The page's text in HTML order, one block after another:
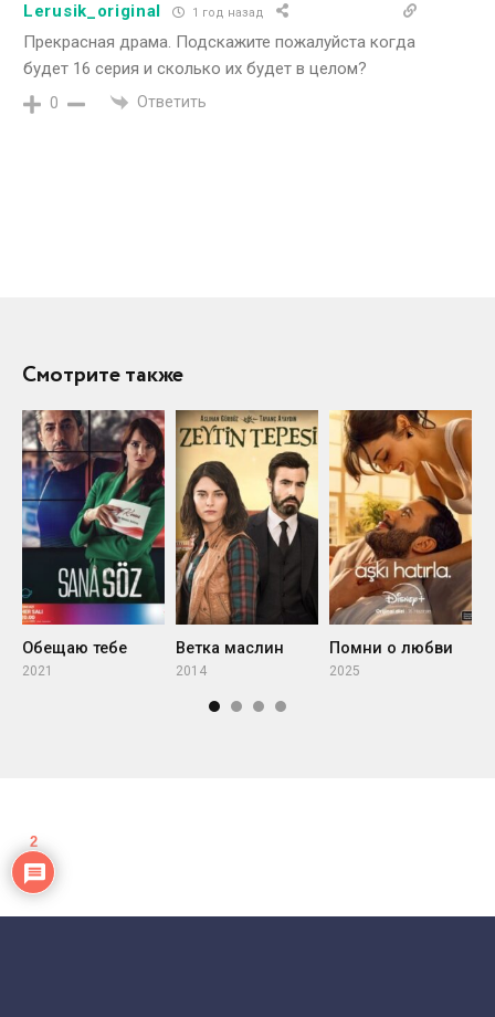
Lerusik_original 1 год назад
Прекрасная драма. Подскажите пожалуйста когда
будет 16 серия и сколько их будет в целом?
0 Ответить
Смотрите также
Обещаю тебе
2021
Ветка маслин
2014
Помни о любви
2025
2